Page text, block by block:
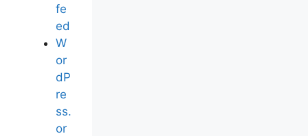
fe
ed
W
or
dP
re
ss.
or